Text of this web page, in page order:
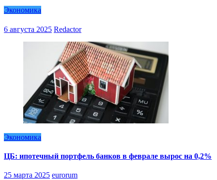
Экономика
6 августа 2025 Redactor
Экономика
ЦБ: ипотечный портфель банков в феврале вырос на 0,2%
25 марта 2025 eurorum